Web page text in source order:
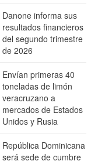
Danone informa sus
resultados financieros
del segundo trimestre
de 2026
Envían primeras 40
toneladas de limón
veracruzano a
mercados de Estados
Unidos y Rusia
República Dominicana
será sede de cumbre